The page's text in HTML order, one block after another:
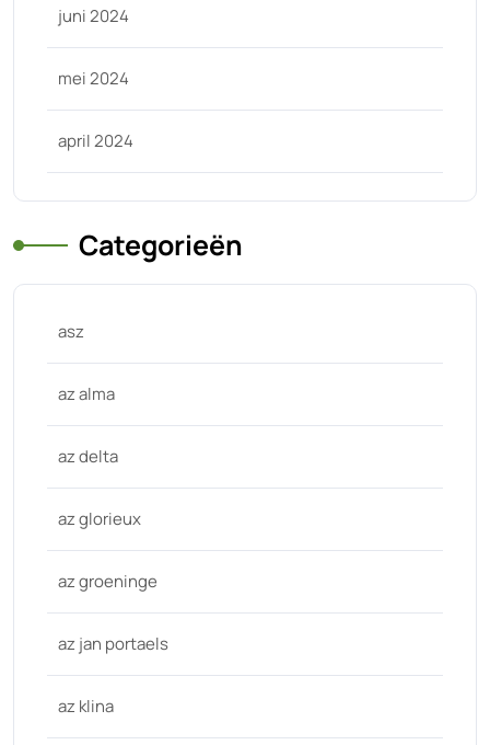
juni 2024
mei 2024
april 2024
Categorieën
asz
az alma
az delta
az glorieux
az groeninge
az jan portaels
az klina